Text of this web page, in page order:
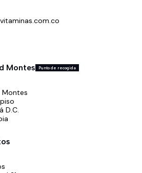
Montes Punto de recogida
Montes
D.C.